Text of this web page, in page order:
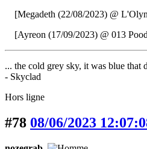
[Megadeth (22/08/2023) @
[Ayreon (17/09/2023) @ 013
... the cold grey sky, it was blue that
- Skyclad
Hors ligne
#78 08/06/2023